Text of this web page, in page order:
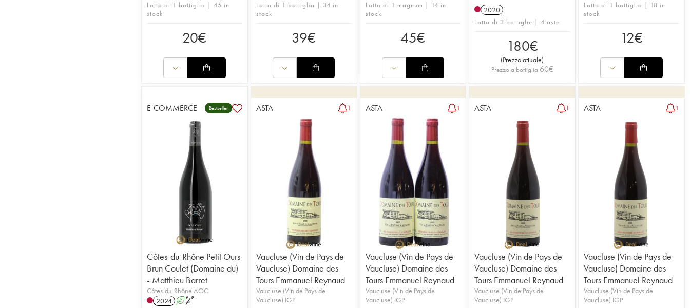
Lotto di 1 bottiglia | 45 in
stock
20€
Lotto di 1 bottiglia | 34 in
stock
39€
Lotto di 1 magnum | 14 in
stock
45€
2020
Lotto di 3 bottiglie | 4 aste
180€
(Prezzo attuale)
Prezzo a bottiglia 60€
Lotto di 1 bottiglia | 18 in
stock
12€
E-COMMERCE Bestseller
Côtes-du-Rhône Petit Ours
Brun Coulet (Domaine du)
- Matthieu Barret
Côtes-du-Rhône AOC
2024 A S
ASTA 1
Vaucluse (Vin de Pays de
Vaucluse) Domaine des
Tours Emmanuel Reynaud
Vaucluse (Vin de Pays de
Vaucluse) IGP
ASTA 1
Vaucluse (Vin de Pays de
Vaucluse) Domaine des
Tours Emmanuel Reynaud
Vaucluse (Vin de Pays de
Vaucluse) IGP
ASTA 1
Vaucluse (Vin de Pays de
Vaucluse) Domaine des
Tours Emmanuel Reynaud
Vaucluse (Vin de Pays de
Vaucluse) IGP
ASTA 1
Vaucluse (Vin de Pays de
Vaucluse) Domaine des
Tours Emmanuel Reynaud
Vaucluse (Vin de Pays de
Vaucluse) IGP